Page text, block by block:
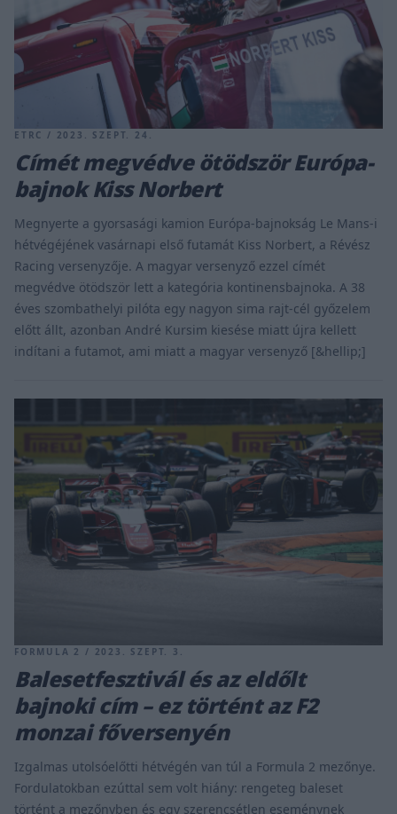
ETRC / 2023. SZEPT. 24.
Címét megvédve ötödször Európa-
bajnok Kiss Norbert
Megnyerte a gyorsasági kamion Európa-bajnokság Le Mans-i
hétvégéjének vasárnapi első futamát Kiss Norbert, a Révész
Racing versenyzője. A magyar versenyző ezzel címét
megvédve ötödször lett a kategória kontinensbajnoka. A 38
éves szombathelyi pilóta egy nagyon sima rajt-cél győzelem
előtt állt, azonban André Kursim kiesése miatt újra kellett
indítani a futamot, ami miatt a magyar versenyző [&hellip;]
FORMULA 2 / 2023. SZEPT. 3.
Balesetfesztivál és az eldőlt
bajnoki cím – ez történt az F2
monzai főversenyén
Izgalmas utolsóelőtti hétvégén van túl a Formula 2 mezőnye.
Fordulatokban ezúttal sem volt hiány: rengeteg baleset
történt a mezőnyben és egy szerencsétlen eseménynek